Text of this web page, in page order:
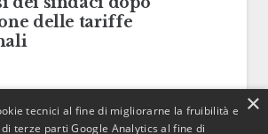
delle tariffe
×
tecnici al fine di migliorarne la fruibilità e
terze parti Google Analytics al fine di